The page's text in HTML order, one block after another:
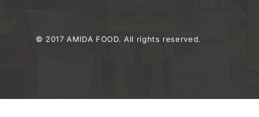
© 2017 AMIDA FOOD. All rights reserved.